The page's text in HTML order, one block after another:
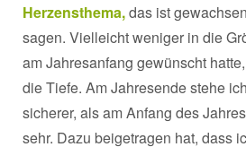
Herzensthema,das ist
sagen. Vielleicht weniger in die
am Jahresanfang gewünscht
die Tiefe. Am Jahresende stehe
sicherer, als am Anfang des
sehr. Dazu beigetragen hat, dass